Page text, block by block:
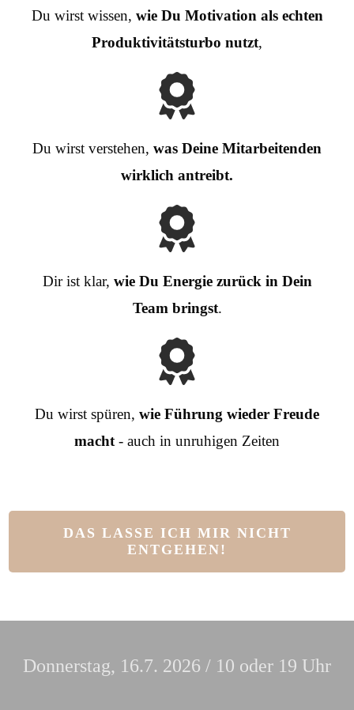
Du wirst wissen, wie Du Motivation als echten
Produktivitätsturbo nutzt,
Du wirst verstehen, was Deine Mitarbeitenden
wirklich antreibt.
Dir ist klar, wie Du Energie zurück in Dein
Team bringst.
Du wirst spüren, wie Führung wieder Freude
macht - auch in unruhigen Zeiten
DAS LASSE ICH MIR NICHT
ENTGEHEN!
Donnerstag, 16.7. 2026 / 10 oder 19 Uhr